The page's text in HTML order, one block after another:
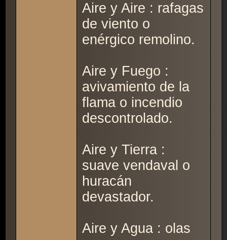
Aire y Aire : rafagas
de viento o
enérgico remolino.
Aire y Fuego :
avivamiento de la
flama o incendio
descontrolado.
Aire y Tierra :
suave vendaval o
huracán
devastador.
Aire y Agua : olas